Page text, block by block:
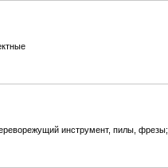
инструмент, пилы, фрезы;